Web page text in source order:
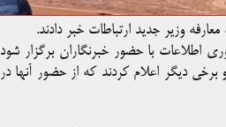
وزیر جدید ارتباطات خبر دادند.
اطلاعات با حضور خبرنگاران برگزار شود
برخی دیگر اعلام کردند که از حضور آنها در